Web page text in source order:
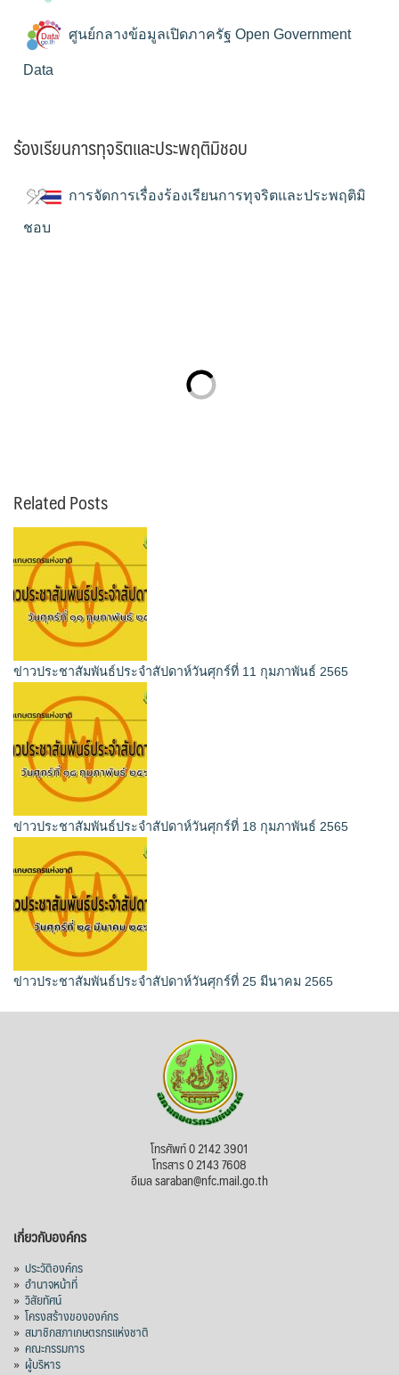
ศูนย์กลางข้อมูลเปิดภาครัฐ Open Government
Data
ร้องเรียนการทุจริตและประพฤติมิชอบ
การจัดการเรื่องร้องเรียนการทุจริตและประพฤติมิ
ชอบ
Related Posts
ข่าวประชาสัมพันธ์ประจำสัปดาห์วันศุกร์ที่ 11 กุมภาพันธ์ 2565
ข่าวประชาสัมพันธ์ประจำสัปดาห์วันศุกร์ที่ 18 กุมภาพันธ์ 2565
ข่าวประชาสัมพันธ์ประจำสัปดาห์วันศุกร์ที่ 25 มีนาคม 2565
โทรศัพท์ 0 2142 3901
โทรสาร 0 2143 7608
อีเมล saraban@nfc.mail.go.th
เกี่ยวกับองค์กร
» ประวัติองค์กร
» อำนาจหน้าที่
» วิสัยทัศน์
» โครงสร้างขององค์กร
» สมาชิกสภาเกษตรกรแห่งชาติ
» คณะกรรมการ
» ผู้บริหาร